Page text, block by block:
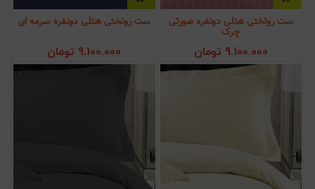
ست روتختی هتلی دونفره صورتی
چرک
9.100.000 تومان
ست روتختی هتلی دونفره سرمه ای
9.100.000 تومان